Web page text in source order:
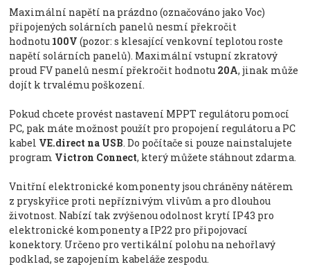
Maximální napětí na prázdno (označováno jako Voc)
připojených solárních panelů nesmí překročit
hodnotu 100V (pozor: s klesající venkovní teplotou roste
napětí solárních panelů). Maximální vstupní zkratový
proud FV panelů nesmí překročit hodnotu 20A, jinak může
dojít k trvalému poškození.
Pokud chcete provést nastavení MPPT regulátoru pomocí
PC, pak máte možnost použít pro propojení regulátoru a PC
kabel VE.direct na USB. Do počítače si pouze nainstalujete
program Victron Connect, který můžete stáhnout zdarma.
Vnitřní elektronické komponenty jsou chráněny nátěrem
z pryskyřice proti nepříznivým vlivům a pro dlouhou
životnost. Nabízí tak zvýšenou odolnost krytí IP43 pro
elektronické komponenty a IP22 pro připojovací
konektory. Určeno pro vertikální polohu na nehořlavý
podklad, se zapojením kabeláže zespodu.